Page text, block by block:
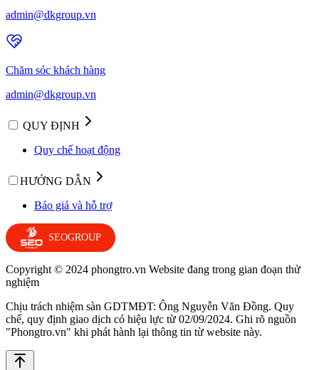
admin@dkgroup.vn
Chăm sóc khách hàng
admin@dkgroup.vn
QUY ĐỊNH
Quy chế hoạt động
HƯỚNG DẪN
Báo giá và hỗ trợ
SEOGROUP
Copyright © 2024 phongtro.vn Website đang trong gian đoạn thử
nghiệm
Chịu trách nhiệm sàn GDTMĐT: Ông Nguyễn Văn Đồng. Quy
chế, quy định giao dịch có hiệu lực từ 02/09/2024. Ghi rõ nguồn
"Phongtro.vn" khi phát hành lại thông tin từ website này.